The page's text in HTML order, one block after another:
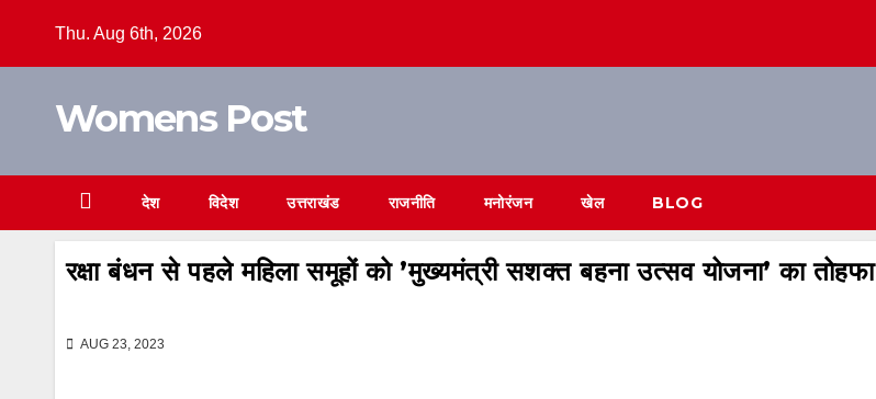
Thu. Aug 6th, 2026
Womens Post
देश विदेश उत्तराखंड राजनीति मनोरंजन खेल BLOG
रक्षा बंधन से पहले महिला समूहों को ’मुख्यमंत्री सशक्त बहना उत्सव योजना’ का तोहफा
AUG 23, 2023